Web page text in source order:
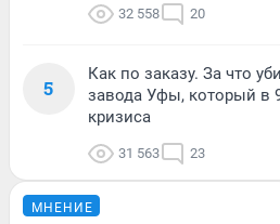
32 558 20
5
Как по заказу. За что
завода Уфы, который в
кризиса
31 563 23
МНЕНИЕ